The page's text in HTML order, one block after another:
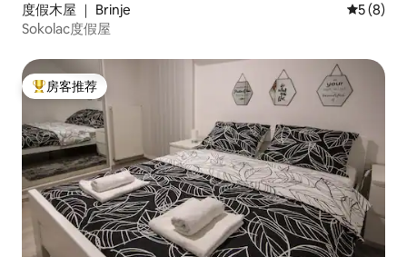
度假木屋 ｜ Brinje 平均评分
5 (8)
Sokolac度假屋
热门「房客推荐」
房客推荐